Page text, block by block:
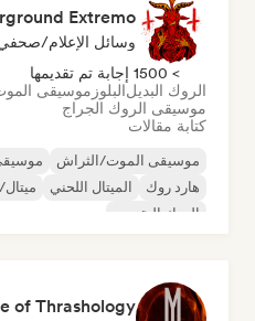
Extremo
وسائل الإعلام/
> 1500 إجابة تم تقديمها
الروك البديلالبلوز موسيقى
موسيقى الروك الجراج
كتابة مقالات
موسيقى الموت/الثراش
هارد روك
الميتال اللحني
الروك التقدمي
of Thrashology